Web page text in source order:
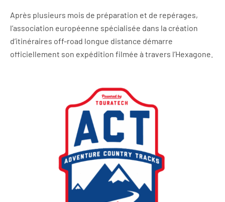
Après plusieurs mois de préparation et de repérages,
l’association européenne spécialisée dans la création
d’itinéraires off-road longue distance démarre
officiellement son expédition filmée à travers l’Hexagone.